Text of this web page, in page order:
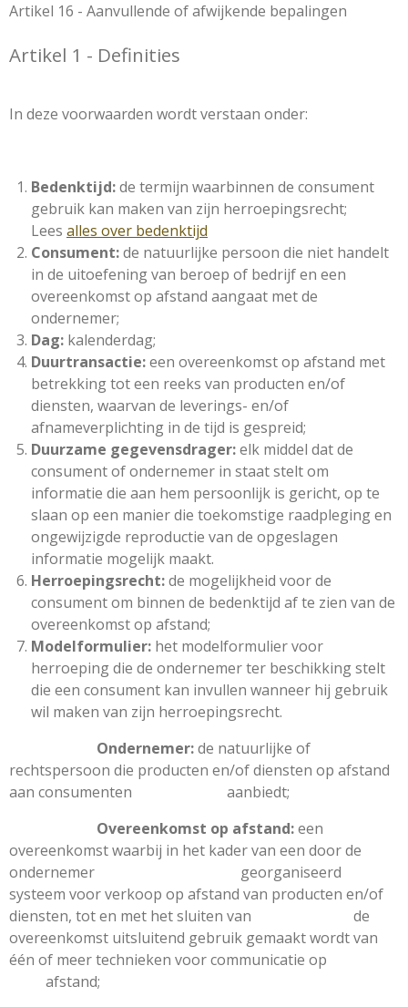
Artikel 16 - Aanvullende of afwijkende bepalingen
Artikel 1 - Definities
In deze voorwaarden wordt verstaan onder:
Bedenktijd:de termijn waarbinnen de consument
gebruik kan maken van zijn herroepingsrecht;
Lees alles over bedenktijd
Consument:de natuurlijke persoon die niet handelt
in de uitoefening van beroep of bedrijf en een
overeenkomst op afstand aangaat met de
ondernemer;
Dag: kalenderdag;
Duurtransactie:een overeenkomst op afstand met
betrekking tot een reeks van producten en/of
diensten, waarvan de leverings- en/of
afnameverplichting in de tijd is gespreid;
Duurzame gegevensdrager:elk middel dat de
consument of ondernemer in staat stelt om
informatie die aan hem persoonlijk is gericht, op te
slaan op een manier die toekomstige raadpleging en
ongewijzigde reproductie van de opgeslagen
informatie mogelijk maakt.
Herroepingsrecht:de mogelijkheid voor de
consument om binnen de bedenktijd af te zien van de
overeenkomst op afstand;
Modelformulier: het modelformulier voor
herroeping die de ondernemer ter beschikking stelt
die een consument kan invullen wanneer hij gebruik
wil maken van zijn herroepingsrecht.
Ondernemer:de natuurlijke of
rechtspersoon die producten en/of diensten op afstand
aan consumenten aanbiedt;
Overeenkomst op afstand:een
overeenkomst waarbij in het kader van een door de
ondernemer georganiseerd
systeem voor verkoop op afstand van producten en/of
diensten, tot en met het sluiten van de
overeenkomst uitsluitend gebruik gemaakt wordt van
één of meer technieken voor communicatie op
afstand;